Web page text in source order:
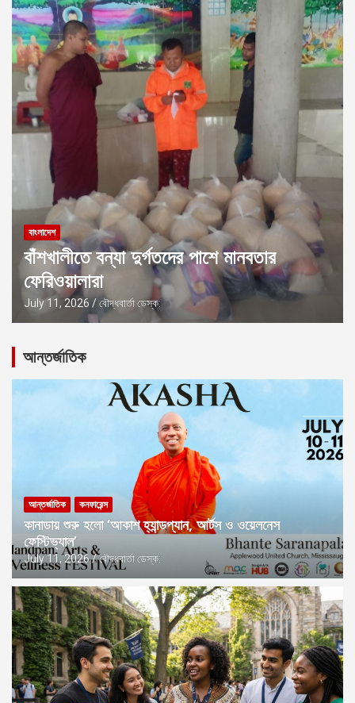
বাংলাদেশ
বাঁশখালীতে বন্যা দুর্গতদের পাশে মানবতার
ফেরিওয়ালারা
July 11, 2026 বৌদ্ধবার্তা ডেস্ক:
আন্তর্জাতিক
আন্তর্জাতিক কনফারেন্স
কানাডায় শুরু হলো ‘আকাশ হ্যান্ডপ্যান, আর্টস ও ওয়েলনেস
ফেস্টিভ্যাল’
July 11, 2026 বৌদ্ধবার্তা ডেস্ক: